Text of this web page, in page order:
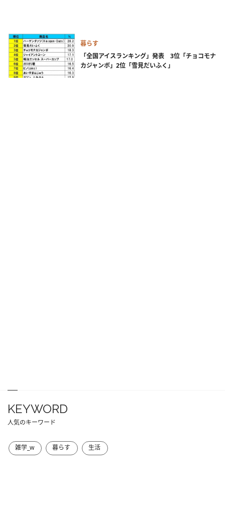
暮らす
「全国アイスランキング」発表 3位「チョコモナ
カジャンボ」2位「雪見だいふく」
KEYWORD
人気のキーワード
雑学_w 暮らす 生活